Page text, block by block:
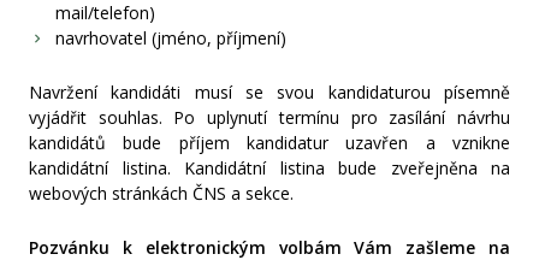
mail/telefon)
navrhovatel (jméno, příjmení)
Navržení kandidáti musí se svou kandidaturou písemně
vyjádřit souhlas. Po uplynutí termínu pro zasílání návrhu
kandidátů bude příjem kandidatur uzavřen a vznikne
kandidátní listina. Kandidátní listina bude zveřejněna na
webových stránkách ČNS a sekce.
Pozvánku k elektronickým volbám Vám zašleme na